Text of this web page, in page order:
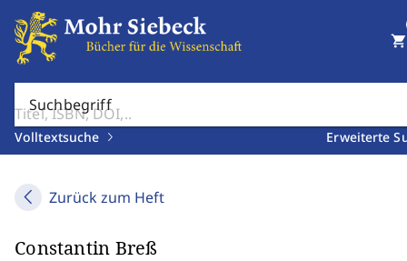
Suchbegriff
Volltextsuche Erweiterte
shopping_cart
Zurück zum Heft
Constantin Breß